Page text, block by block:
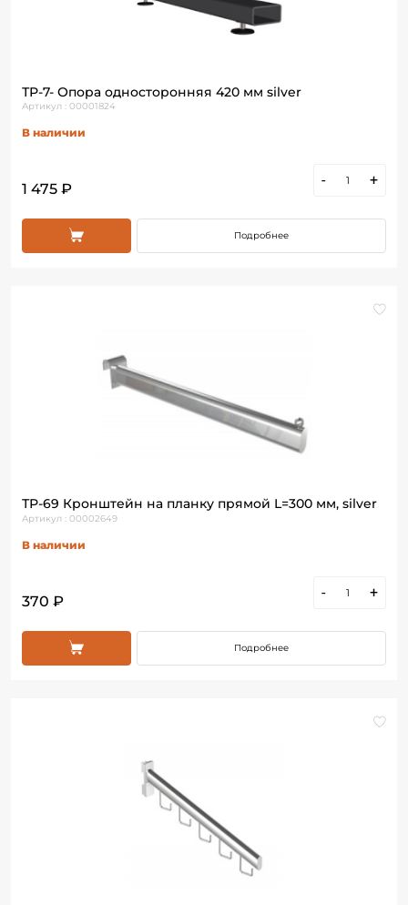
ТР-7- Опора односторонняя 420 мм silver
Артикул : 00001824
В наличии
1 475 ₽
- +
Подробнее
ТР-69 Кронштейн на планку прямой L=300 мм, silver
Артикул : 00002649
В наличии
370 ₽
- +
Подробнее